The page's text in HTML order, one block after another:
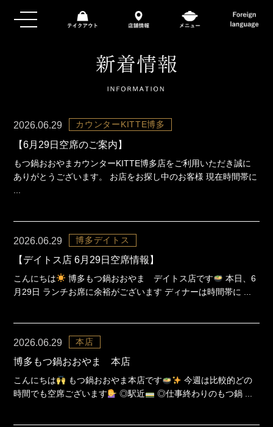
2026.06.29 カウンターKITTE博多
【6月29日空席のご案内】
もつ鍋おおやまカウンターKITTE博多店をご利用いただき誠に
ありがとうございます。 お店をお探し中のお客様 現在時間帯に
2026.06.29 博多デイトス
【デイトス店 6月29日空席情報】
こんにちは 博多もつ鍋おおやま デイトス店です
本日、6
月29日 ランチお席に余裕がございます ディナーは時間帯に ...
2026.06.29 本店
博多もつ鍋おおやま 本店
こんにちは もつ鍋おおやま本店です
今週は比較的どの
時間でも空席ございます
◎駅近 ◎仕事終わりのもつ鍋 ...